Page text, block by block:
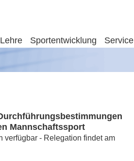
Lehre Sportentwicklung Service
Mannschaftssport
verfügbar - Relegation findet am